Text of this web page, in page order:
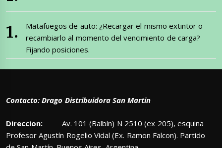
Matafuegos de auto: ¿Recargar el mismo extintor o
recambiarlo al momento del vencimiento de carga?
Fijando posiciones.
Contacto: Drago Distribuidora San Martin
Direccion: Av. 101 (Balbín) N 2510 (ex 205), esquina
Profesor Agustín Rogelio Vidal (Ex. Ramon Falcon). Partido